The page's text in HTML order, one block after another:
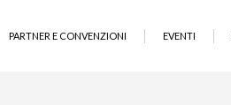
PARTNER E CONVENZIONI EVENTI